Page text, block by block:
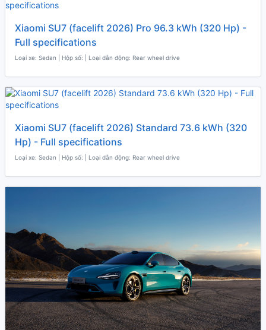
Xiaomi SU7 (facelift 2026) Pro 96.3 kWh (320 Hp) -
Full specifications
Loại xe: Sedan | Hộp số: | Loại dẫn động: Rear wheel drive
Xiaomi SU7 (facelift 2026) Standard 73.6 kWh (320
Hp) - Full specifications
Loại xe: Sedan | Hộp số: | Loại dẫn động: Rear wheel drive